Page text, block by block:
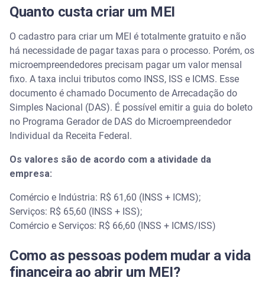
Quanto custa criar um MEI
O cadastro para criar um MEI é totalmente gratuito e não
há necessidade de pagar taxas para o processo. Porém, os
microempreendedores precisam pagar um valor mensal
fixo. A taxa inclui tributos como INSS, ISS e ICMS. Esse
documento é chamado Documento de Arrecadação do
Simples Nacional (DAS). É possível emitir a guia do boleto
no Programa Gerador de DAS do Microempreendedor
Individual da Receita Federal.
Os valores são de acordo com a atividade da
empresa:
Comércio e Indústria: R$ 61,60 (INSS + ICMS);
Serviços: R$ 65,60 (INSS + ISS);
Comércio e Serviços: R$ 66,60 (INSS + ICMS/ISS)
Como as pessoas podem mudar a vida
financeira ao abrir um MEI?